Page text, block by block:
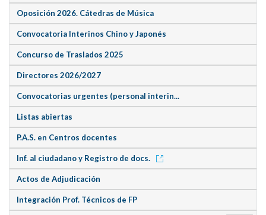
Oposición 2026. Cátedras de Música
Convocatoria Interinos Chino y Japonés
Concurso de Traslados 2025
Directores 2026/2027
Convocatorias urgentes (personal interin...
Listas abiertas
P.A.S. en Centros docentes
Inf. al ciudadano y Registro de docs.
Actos de Adjudicación
Integración Prof. Técnicos de FP